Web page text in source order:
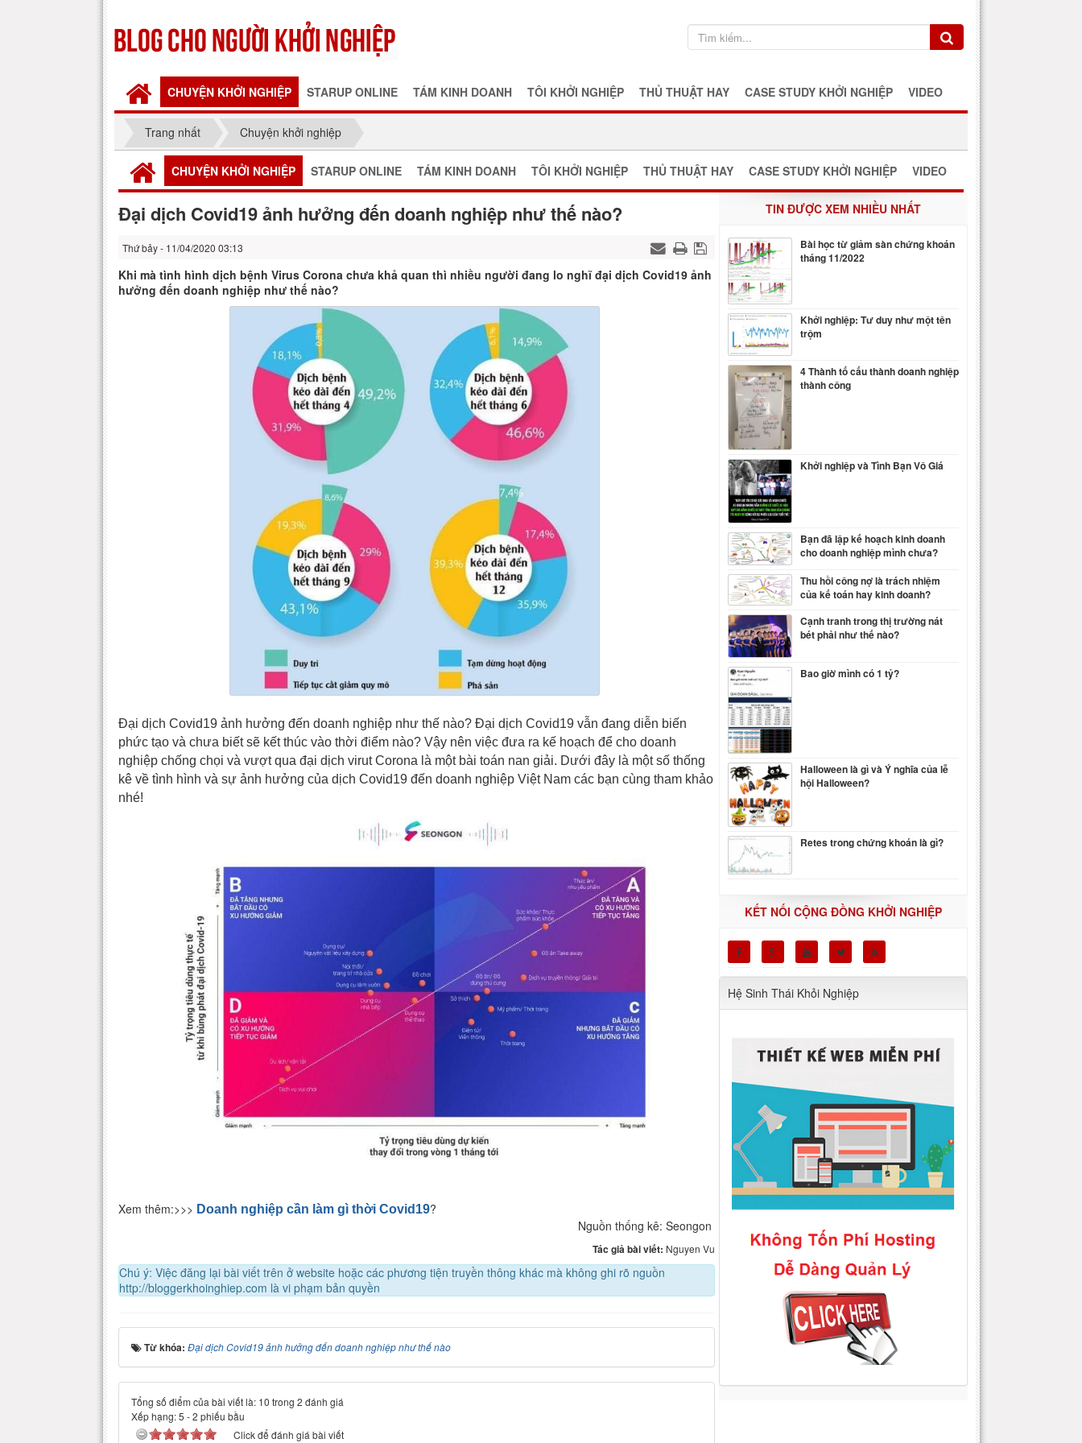
CHUYỆN KHỞI NGHIỆP STARUP ONLINE TÁM KINH DOANH TÔI KHỞI NGHIỆP THỦ THUẬT HAY CASE STUDY KHỞI NGHIỆP VIDEO
Trang nhất Chuyện khởi nghiệp
CHUYỆN KHỞI NGHIỆP STARUP ONLINE TÁM KINH DOANH TÔI KHỞI NGHIỆP THỦ THUẬT HAY CASE STUDY KHỞI NGHIỆP VIDEO
Đại dịch Covid19 ảnh hưởng đến doanh nghiệp như thế nào?
Thứ bảy - 11/04/2020 03:13
Khi mà tình hình dịch bệnh Virus Corona chưa khả quan thì nhiều người đang lo nghĩ đại dịch Covid19 ảnh
hưởng đến doanh nghiệp như thế nào?
Đại dịch Covid19 ảnh hưởng đến doanh nghiệp như thế nào? Đại dịch Covid19 vẫn đang diễn biến
phức tạo và chưa biết sẽ kết thúc vào thời điểm nào? Vậy nên việc đưa ra kế hoạch để cho doanh
nghiệp chống chọi và vượt qua đại dịch virut Corona là một bài toán nan giải. Dưới đây là một số thống
kê về tình hình và sự ảnh hưởng của dịch Covid19 đến doanh nghiệp Việt Nam các bạn cùng tham khảo
nhé!
Xem thêm:>>> Doanh nghiệp cần làm gì thời Covid19?
Nguồn thống kê: Seongon
Tác giả bài viết: Nguyen Vu
Chú ý: Việc đăng lại bài viết trên ở website hoặc các phương tiện truyền thông khác mà không ghi rõ nguồn
http://bloggerkhoinghiep.com là vi phạm bản quyền
Từ khóa: Đại dịch Covid19 ảnh hưởng đến doanh nghiệp như thế nào
Tổng số điểm của bài viết là: 10 trong 2 đánh giá
Xếp hạng:5 -2 phiếu bầu
Click để đánh giá bài viết
TIN ĐƯỢC XEM NHIỀU NHẤT
Bài học từ giảm sàn chứng khoán
tháng 11/2022
Khởi nghiệp: Tư duy như một tên
trộm
4 Thành tố cấu thành doanh nghiệp
thành công
Khởi nghiệp và Tình Bạn Vô Giá
Bạn đã lập kế hoạch kinh doanh
cho doanh nghiệp mình chưa?
Thu hồi công nợ là trách nhiệm
của kế toán hay kinh doanh?
Cạnh tranh trong thị trường nát
bét phải như thế nào?
Bao giờ mình có 1 tỷ?
Halloween là gì và Ý nghĩa của lễ
hội Halloween?
Retes trong chứng khoán là gì?
KẾT NỐI CỘNG ĐỒNG KHỞI NGHIỆP
Hệ Sinh Thái Khỏi Nghiệp